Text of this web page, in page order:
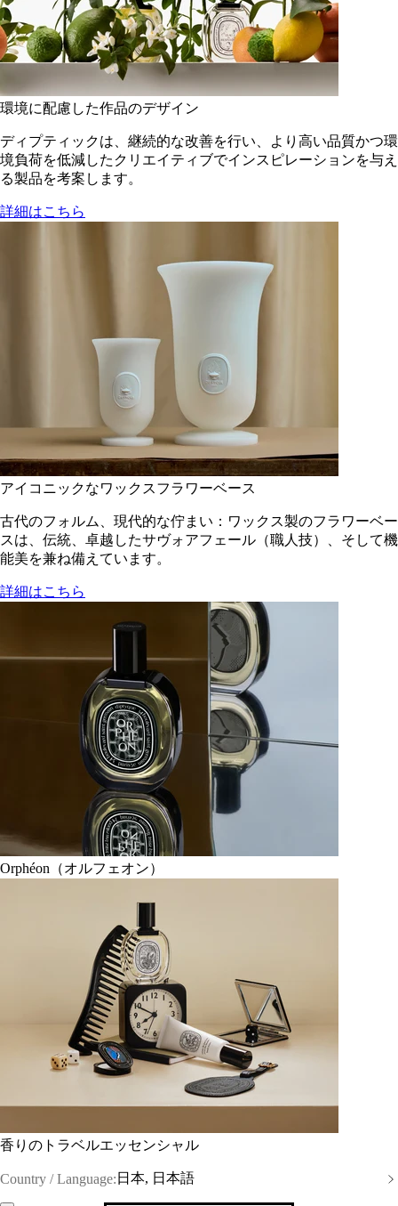
環境に配慮した作品のデザイン
ディプティックは、継続的な改善を行い、より高い品質かつ環
境負荷を低減した​クリエイティブでインスピレーションを与え
る製品を考案します。
詳細はこちら
アイコニックなワックスフラワーベース
古代のフォルム、現代的な佇まい：ワックス製のフラワーベー
スは、伝統、卓越したサヴォアフェール（職人技）、そして機
能美を兼ね備えています。
詳細はこちら
Orphéon（オルフェオン）
香りのトラベルエッセンシャル
Country / Language: 日本, 日本語